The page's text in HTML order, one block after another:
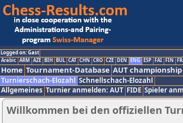
Logged on: Gast
Arabic ARM AZE BIH BUL CAT CHN CRO CZE DEN ENG ESP FAI FIN
Home Tournament-Database AUT championship
Turnierschach-Elozahl Schnellschach-Elozahl
Allgemeines Turnier anmelden: AUT FIDE Spieler
Willkommen bei den offiziellen